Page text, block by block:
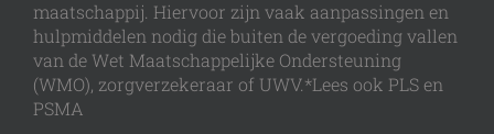
maatschappij. Hiervoor zijn vaak aanpassingen en
hulpmiddelen nodig die buiten de vergoeding vallen
van de Wet Maatschappelijke Ondersteuning
(WMO), zorgverzekeraar of UWV.*Lees ook PLS en
PSMA